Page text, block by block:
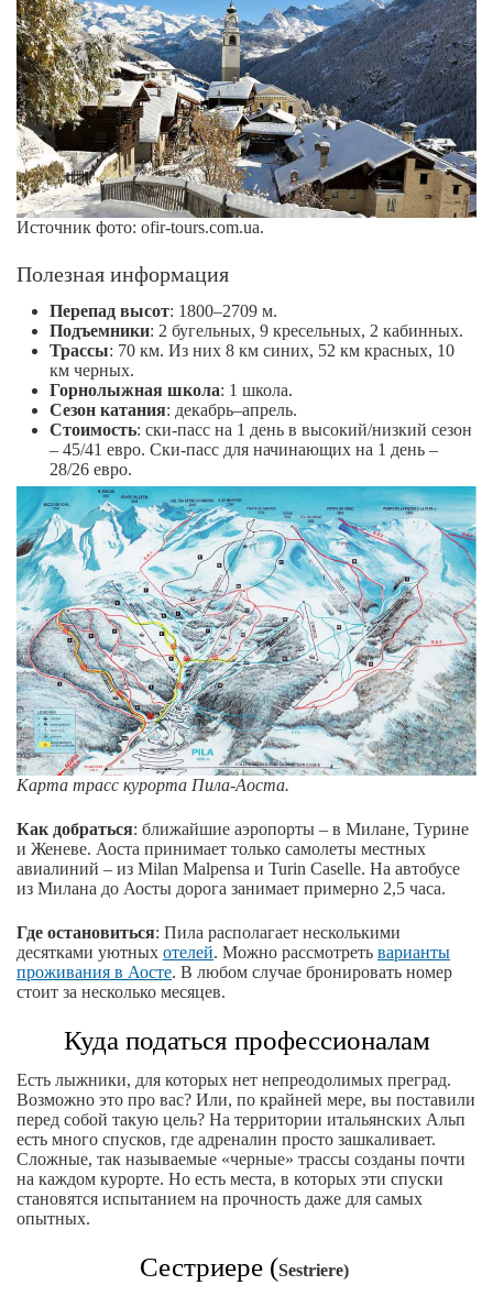
Источник фото: ofir-tours.com.ua.
Полезная информация
Перепад высот: 1800–2709 м.
Подъемники: 2 бугельных, 9 кресельных, 2 кабинных.
Трассы: 70 км. Из них 8 км синих, 52 км красных, 10
км черных.
Горнолыжная школа: 1 школа.
Сезон катания: декабрь–апрель.
Стоимость: ски-пасс на 1 день в высокий/низкий сезон
– 45/41 евро. Ски-пасс для начинающих на 1 день –
28/26 евро.
Карта трасс курорта Пила-Аоста.
Как добраться: ближайшие аэропорты – в Милане, Турине
и Женеве. Аоста принимает только самолеты местных
авиалиний – из Milan Malpensa и Turin Caselle. На автобусе
из Милана до Аосты дорога занимает примерно 2,5 часа.
Где остановиться: Пила располагает несколькими
десятками уютных отелей. Можно рассмотреть варианты
проживания в Аосте. В любом случае бронировать номер
стоит за несколько месяцев.
Куда податься профессионалам
Есть лыжники, для которых нет непреодолимых преград.
Возможно это про вас? Или, по крайней мере, вы поставили
перед собой такую цель? На территории итальянских Альп
есть много спусков, где адреналин просто зашкаливает.
Сложные, так называемые «черные» трассы созданы почти
на каждом курорте. Но есть места, в которых эти спуски
становятся испытанием на прочность даже для самых
опытных.
Сестриере (Sestriere)